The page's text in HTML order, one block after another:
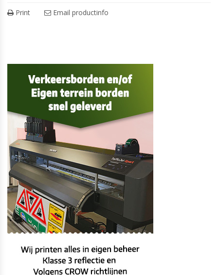
Print Email productinfo